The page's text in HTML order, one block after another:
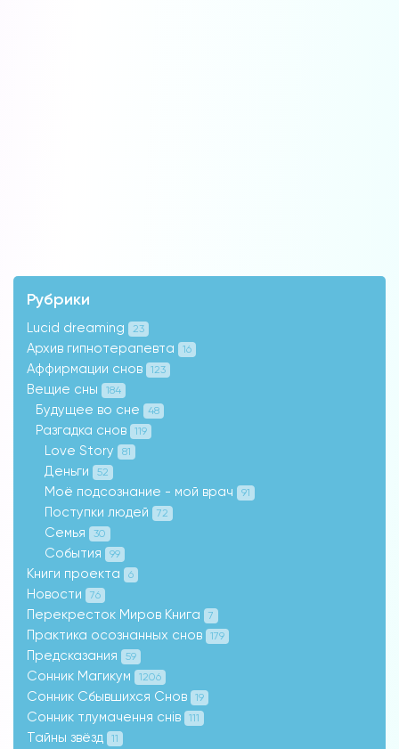
Рубрики
Lucid dreaming 23
Архив гипнотерапевта 16
Аффирмации снов 123
Вещие сны 184
Будущее во сне 48
Разгадка снов 119
Love Story 81
Деньги 52
Моё подсознание - мой врач 91
Поступки людей 72
Семья 30
События 99
Книги проекта 6
Новости 76
Перекресток Миров Книга 7
Практика осознанных снов 179
Предсказания 59
Сонник Магикум 1206
Сонник Сбывшихся Снов 19
Сонник тлумачення снів 111
Тайны звёзд 11